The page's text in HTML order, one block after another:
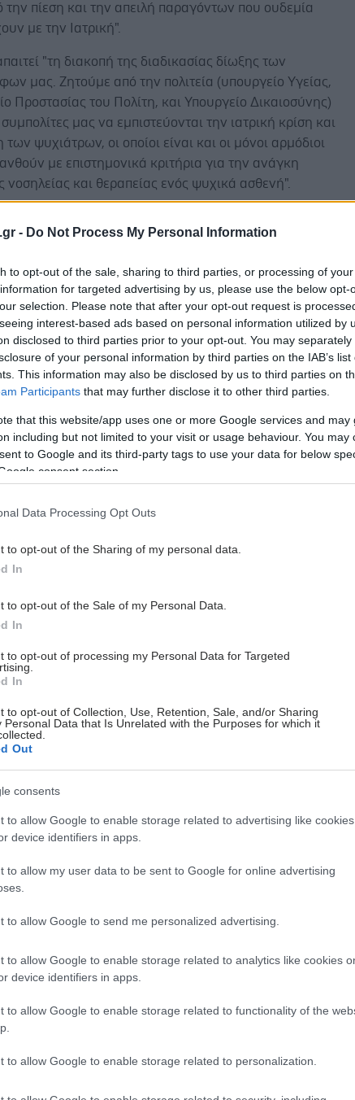
- Do Not Process My Personal Information
to opt-out of the sale, sharing to third parties, or processing of
for targeted advertising by us, please use the below opt-
selection. Please note that after your opt-out request is
interest-based ads based on personal information utilized by
disclosed to third parties prior to your opt-out. You may
of your personal information by third parties on the IAB’s list
This information may also be disclosed by us to third parties on
Participants that may further disclose it to other third parties.
that this website/app uses one or more Google services and may
including but not limited to your visit or usage behaviour. You may
to Google and its third-party tags to use your data for below
consent section.
Data Processing Opt Outs
to opt-out of the Sharing of my personal data.
In
to opt-out of the Sale of my Personal Data.
In
to opt-out of processing my Personal Data for Targeted
In
to opt-out of Collection, Use, Retention, Sale, and/or Sharing
Personal Data that Is Unrelated with the Purposes for which it
Out
consents
to allow Google to enable storage related to advertising like
device identifiers in apps.
to allow my user data to be sent to Google for online advertising
to allow Google to send me personalized advertising.
to allow Google to enable storage related to analytics like cookies
device identifiers in apps.
to allow Google to enable storage related to functionality of the
to allow Google to enable storage related to personalization.
την πίεση και την απειλή παραγόντων που ουδεμία
με την Ιατρική".
"τη διακοπή της διαδικασίας δίωξης των
μας. Ζητούμε από την πολιτεία (υπουργείο Υγείας,
Προστασίας του Πολίτη, και Υπουργείο Δικαιοσύνης)
μας να εμπιστεύονται την ιατρική κρίση και
ψυχιάτρων, οι οποίοι είναι και οι μόνοι αρμόδιοι
με επιστημονικά κριτήρια για την ανάγκη
νοσηλείας και θεραπείας ενός ψυχικά ασθενή".
διαβήτης και καλοκαίρι
διαταραχής
στη Ρόδο: ''Σε ενάμιση χρόνο, το νοσοκομείο θα
'Αμεσα μέτρα για την αντιμετώπιση των